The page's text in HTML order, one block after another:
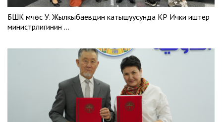
БШК мүчөсү У. Жылкыбаевдин катышуусунда КР Ички иштер
министрлигинин …